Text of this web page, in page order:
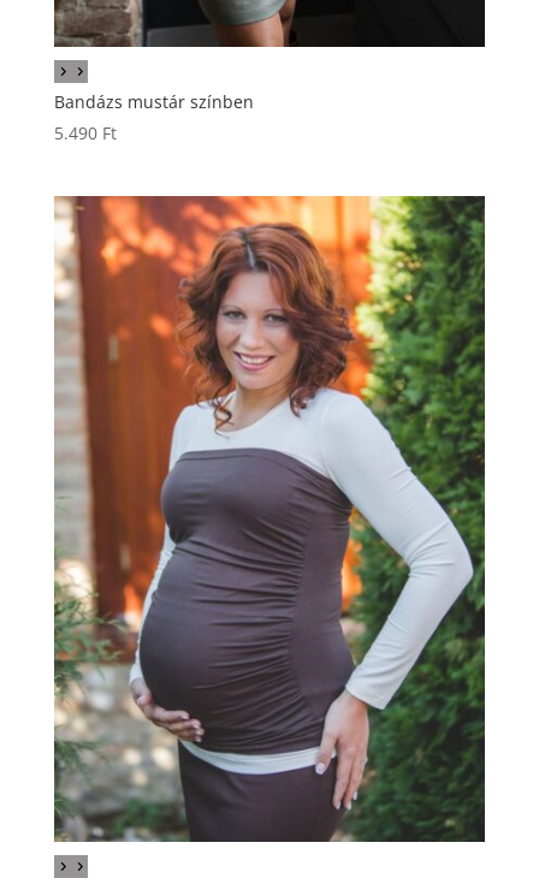
Bandázs mustár színben
5.490 Ft